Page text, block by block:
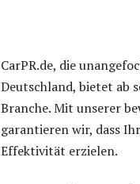
CarPR.de, die
Deutschland, bietet ab
Branche. Mit unserer
garantieren wir, dass
Effektivität erzielen.